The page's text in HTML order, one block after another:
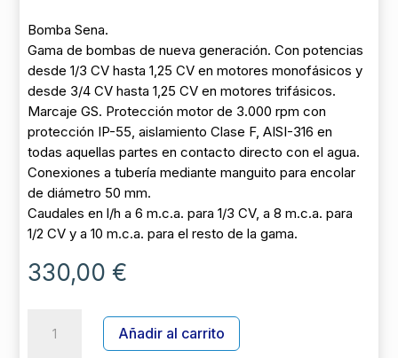
Bomba Sena.
Gama de bombas de nueva generación. Con potencias
desde 1/3 CV hasta 1,25 CV en motores monofásicos y
desde 3/4 CV hasta 1,25 CV en motores trifásicos.
Marcaje GS. Protección motor de 3.000 rpm con
protección IP-55, aislamiento Clase F, AISI-316 en
todas aquellas partes en contacto directo con el agua.
Conexiones a tubería mediante manguito para encolar
de diámetro 50 mm.
Caudales en l/h a 6 m.c.a. para 1/3 CV, a 8 m.c.a. para
1/2 CV y a 10 m.c.a. para el resto de la gama.
330,00€
SENA
Añadir al carrito
A